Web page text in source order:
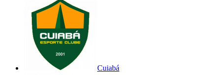
Cuiabá